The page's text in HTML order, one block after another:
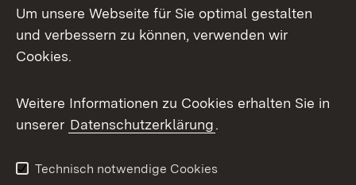
X / Twitter
Youtube
Kontakt
Datenschutz
Barrierefreiheit
Um unsere Webseite für Sie optimal gestalten
und verbessern zu können, verwenden wir
Cookies.
Weitere Informationen zu Cookies erhalten Sie in
unserer Datenschutzerklärung.
Technisch notwendige Cookies